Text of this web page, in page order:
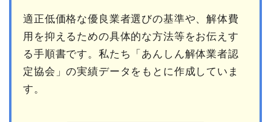
適正低価格な優良業者選びの基準や、解体費
用を抑えるための具体的な方法等をお伝えす
る手順書です。私たち「あんしん解体業者認
定協会」の実績データをもとに作成していま
す。